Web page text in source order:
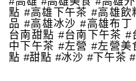
點 #高雄下午茶 #高雄
品 #高雄冰沙 #高雄布
台南甜點 #台南下午茶
中下午茶 #左營 #左營
點 #甜點 #冰沙 #下午茶